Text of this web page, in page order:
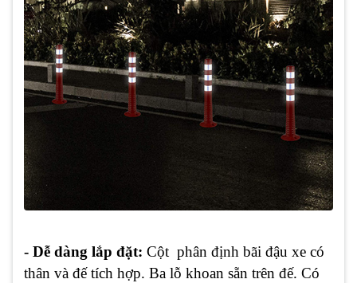
- Dễ dàng lắp đặt: Cột phân định bãi đậu xe có
thân và đế tích hợp. Ba lỗ khoan sẵn trên đế. Có